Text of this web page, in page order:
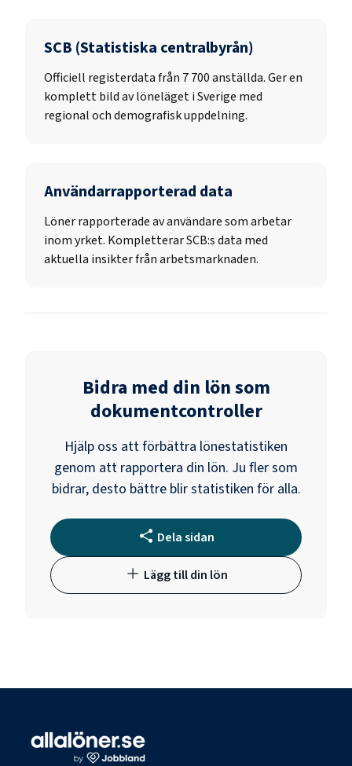
SCB (Statistiska centralbyrån)
Officiell registerdata från 7 700anställda. Ger en
komplett bild av löneläget i Sverige med
regional och demografisk uppdelning.
Användarrapporterad data
Löner rapporterade av användare som arbetar
inom yrket. Kompletterar SCB:s data med
aktuella insikter från arbetsmarknaden.
Bidra med din lön som
dokumentcontroller
Hjälp oss att förbättra lönestatistiken
genom att rapportera din lön. Ju fler som
bidrar, desto bättre blir statistiken för alla.
Dela sidan
Lägg till din lön